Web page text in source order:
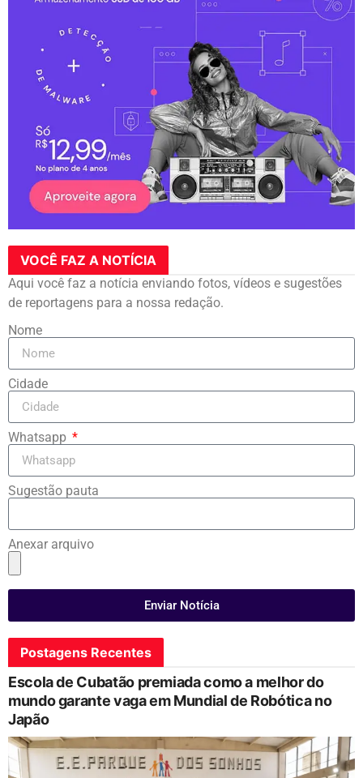
VOCÊ FAZ A NOTÍCIA
Aqui você faz a notícia enviando fotos, vídeos e sugestões
de reportagens para a nossa redação.
Nome
Cidade
Whatsapp
Sugestão pauta
Anexar arquivo
Enviar Notícia
Postagens Recentes
Escola de Cubatão premiada como a melhor do
mundo garante vaga em Mundial de Robótica no
Japão